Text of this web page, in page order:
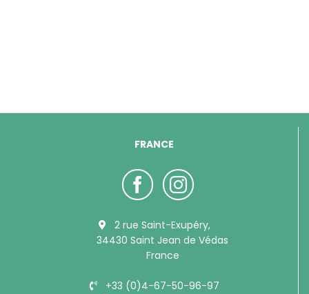
FRANCE
2 rue Saint-Exupéry,
34430 Saint Jean de Védas
France
+33 (0)4-67-50-96-97